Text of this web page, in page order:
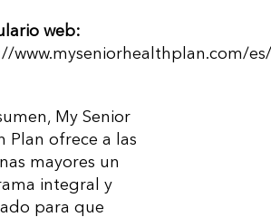
web:
www.myseniorhealthplan.com/
My Senior
Plan ofrece a las
mayores un
integral y
para que